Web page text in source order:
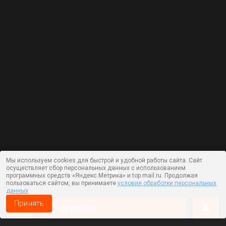
Мы используем cookies для быстрой и удобной работы сайта. Сайт
осуществляет сбор персональных данных с использованием
программных средств «Яндекс.Метрика» и top.mail.ru. Продолжая
пользоваться сайтом, вы принимаете условия обработки персональных
данных
Принять